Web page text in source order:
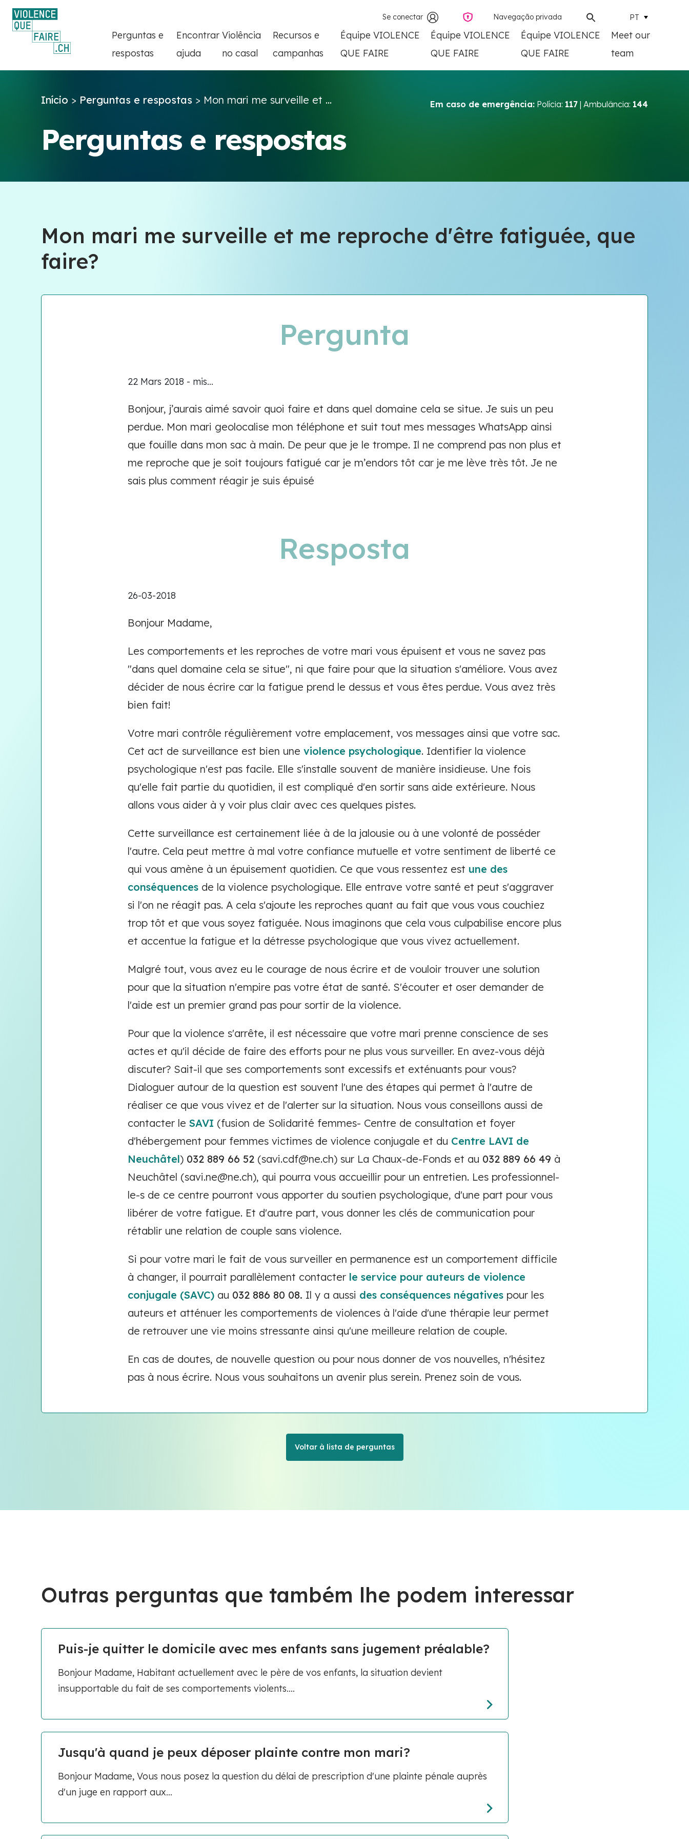
Se conectar Navegação privada PT
Perguntas e
respostas
Encontrar
ajuda
Violência
no casal
Recursos e
campanhas
Équipe VIOLENCE
QUE FAIRE
Équipe VIOLENCE
QUE FAIRE
Équipe VIOLENCE
QUE FAIRE
Meet our
team
Início > Perguntas e respostas > Mon mari me surveille et ... Em caso de emergência: Polícia: 117 | Ambulância: 144
Perguntas e respostas
Mon mari me surveille et me reproche d'être fatiguée, que
faire?
Pergunta
22 Mars 2018 - mis...
Bonjour, j’aurais aimé savoir quoi faire et dans quel domaine cela se situe. Je suis un peu
perdue. Mon mari geolocalise mon téléphone et suit tout mes messages WhatsApp ainsi
que fouille dans mon sac à main. De peur que je le trompe. Il ne comprend pas non plus et
me reproche que je soit toujours fatigué car je m’endors tôt car je me lève très tôt. Je ne
sais plus comment réagir je suis épuisé
Resposta
26-03-2018
Bonjour Madame,
Les comportements et les reproches de votre mari vous épuisent et vous ne savez pas
"dans quel domaine cela se situe", ni que faire pour que la situation s'améliore. Vous avez
décider de nous écrire car la fatigue prend le dessus et vous êtes perdue. Vous avez très
bien fait!
Votre mari contrôle régulièrement votre emplacement, vos messages ainsi que votre sac.
Cet act de surveillance est bien une violence psychologique. Identifier la violence
psychologique n'est pas facile. Elle s'installe souvent de manière insidieuse. Une fois
qu'elle fait partie du quotidien, il est compliqué d'en sortir sans aide extérieure. Nous
allons vous aider à y voir plus clair avec ces quelques pistes.
Cette surveillance est certainement liée à de la jalousie ou à une volonté de posséder
l'autre. Cela peut mettre à mal votre confiance mutuelle et votre sentiment de liberté ce
qui vous amène à un épuisement quotidien. Ce que vous ressentez est une des
conséquences de la violence psychologique. Elle entrave votre santé et peut s'aggraver
si l'on ne réagit pas. A cela s'ajoute les reproches quant au fait que vous vous couchiez
trop tôt et que vous soyez fatiguée. Nous imaginons que cela vous culpabilise encore plus
et accentue la fatigue et la détresse psychologique que vous vivez actuellement.
Malgré tout, vous avez eu le courage de nous écrire et de vouloir trouver une solution
pour que la situation n'empire pas votre état de santé. S'écouter et oser demander de
l'aide est un premier grand pas pour sortir de la violence.
Pour que la violence s'arrête, il est nécessaire que votre mari prenne conscience de ses
actes et qu'il décide de faire des efforts pour ne plus vous surveiller. En avez-vous déjà
discuter? Sait-il que ses comportements sont excessifs et exténuants pour vous?
Dialoguer autour de la question est souvent l'une des étapes qui permet à l'autre de
réaliser ce que vous vivez et de l'alerter sur la situation. Nous vous conseillons aussi de
contacter le SAVI (fusion de Solidarité femmes- Centre de consultation et foyer
d'hébergement pour femmes victimes de violence conjugale et du Centre LAVI de
Neuchâtel) 032 889 66 52 (savi.cdf@ne.ch) sur La Chaux-de-Fonds et au 032 889 66 49 à
Neuchâtel (savi.ne@ne.ch), qui pourra vous accueillir pour un entretien. Les professionnel-
le-s de ce centre pourront vous apporter du soutien psychologique, d'une part pour vous
libérer de votre fatigue. Et d'autre part, vous donner les clés de communication pour
rétablir une relation de couple sans violence.
Si pour votre mari le fait de vous surveiller en permanence est un comportement difficile
à changer, il pourrait parallèlement contacter le service pour auteurs de violence
conjugale (SAVC) au 032 886 80 08. Il y a aussi des conséquences négatives pour les
auteurs et atténuer les comportements de violences à l'aide d'une thérapie leur permet
de retrouver une vie moins stressante ainsi qu'une meilleure relation de couple.
En cas de doutes, de nouvelle question ou pour nous donner de vos nouvelles, n'hésitez
pas à nous écrire. Nous vous souhaitons un avenir plus serein. Prenez soin de vous.
Voltar à lista de perguntas
Outras perguntas que também lhe podem interessar
Puis-je quitter le domicile avec mes enfants sans jugement préalable?
Bonjour Madame, Habitant actuellement avec le père de vos enfants, la situation devient
insupportable du fait de ses comportements violents....
Jusqu'à quand je peux déposer plainte contre mon mari?
Bonjour Madame, Vous nous posez la question du délai de prescription d'une plainte pénale auprès
d'un juge en rapport aux...